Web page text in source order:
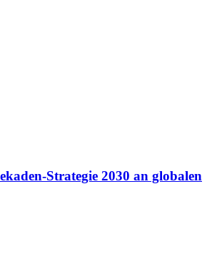
Strategie 2030 an globalen